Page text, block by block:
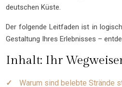
deutschen Küste.
Der folgende Leitfaden ist in
Gestaltung Ihres Erlebnisses –
Inhalt: Ihr
Warum sind belebte Strände